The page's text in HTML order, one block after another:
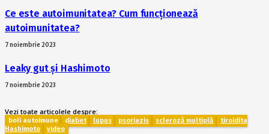
Ce este autoimunitatea? Cum funcționează
autoimunitatea?
7 noiembrie 2023
Leaky gut și Hashimoto
7 noiembrie 2023
Vezi toate articolele despre:
boli autoimune diabet lupus psoriazis scleroză multiplă
tiroidita
Hashimoto
video